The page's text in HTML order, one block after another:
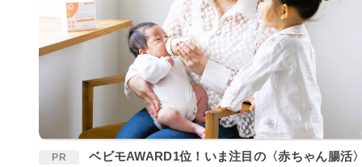
PR
ベビモAWARD1位！いま注目の〈赤ちゃん腸活〉